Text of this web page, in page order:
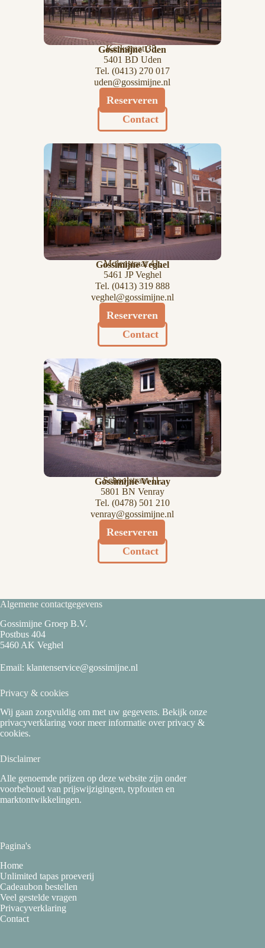
Gossimijne Uden
Kerkstraat 35,
5401 BD Uden
Tel. (0413) 270 017
uden@gossimijne.nl
Reserveren
Contact
Gossimijne Veghel
Molenstraat 41,
5461 JP Veghel
Tel. (0413) 319 888
veghel@gossimijne.nl
Reserveren
Contact
Gossimijne Venray
Schoolstraat 11,
5801 BN Venray
Tel. (0478) 501 210
venray@gossimijne.nl
Reserveren
Contact
Algemene contactgegevens
Gossimijne Groep B.V.
Postbus 404
5460 AK Veghel
Email: klantenservice@gossimijne.nl
Privacy & cookies
Wij gaan zorgvuldig om met uw gegevens. Bekijk onze
privacyverklaring voor meer informatie over privacy &
cookies.
Disclaimer
Alle genoemde prijzen op deze website zijn onder
voorbehoud van prijswijzigingen, typfouten en
marktontwikkelingen.
Pagina's
Home
Unlimited tapas proeverij
Cadeaubon bestellen
Veel gestelde vragen
Privacyverklaring
Contact